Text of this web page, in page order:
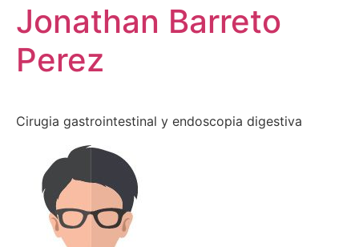
Jonathan Barreto
Perez
Cirugia gastrointestinal y endoscopia digestiva